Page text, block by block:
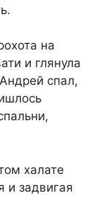
на
и глянула
спал,
халате
и задвигая